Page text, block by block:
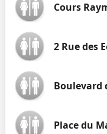
Cours
2 Rue des
Boulevard
Place du